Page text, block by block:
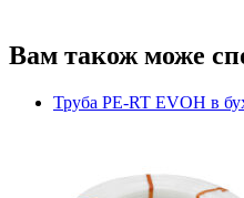
Вам також може
Труба PE-RT EVOH в